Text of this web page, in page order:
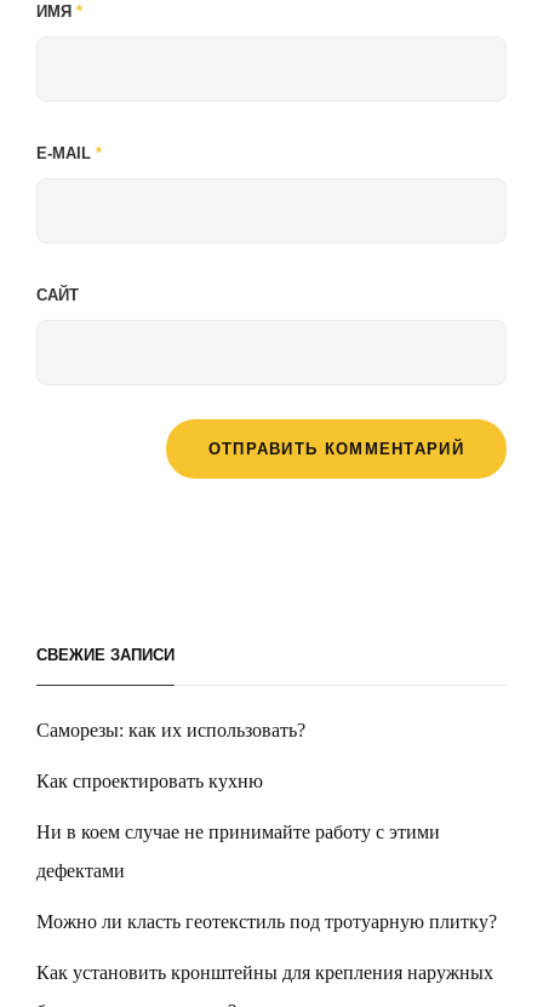
ИМЯ *
E-MAIL *
САЙТ
СВЕЖИЕ ЗАПИСИ
Саморезы: как их использовать?
Как спроектировать кухню
Ни в коем случае не принимайте работу с этими
дефектами
Можно ли класть геотекстиль под тротуарную плитку?
Как установить кронштейны для крепления наружных